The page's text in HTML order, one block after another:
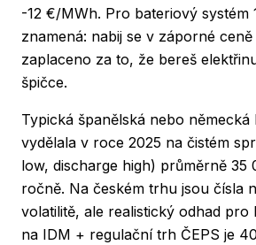
-12 €/MWh. Pro bateriový systém
znamená: nabij se v záporné
zaplaceno za to, že bereš
špičce.
Typická španělská nebo německá
vydělala v roce 2025 na čistém
low, discharge high) průměrně 35
ročně. Na českém trhu jsou čísla
volatilitě, ale realistický odhad pro
na IDM + regulační trh ČEPS je